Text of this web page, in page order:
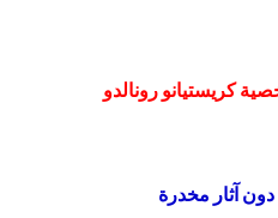
كريستيانو رونالدو
آثار مخدرة